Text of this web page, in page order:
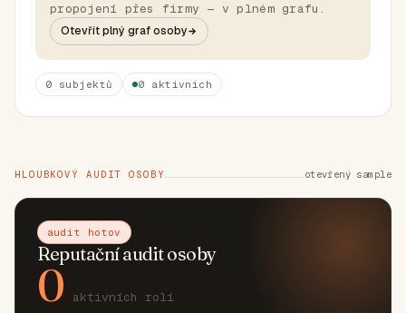
propojení přes firmy — v plném grafu.
Otevřít plný graf osoby
0 subjektů 0 aktivních
HLOUBKOVÝ AUDIT OSOBY otevřený sample
audit hotov
Reputační audit osoby
0 aktivních rolí